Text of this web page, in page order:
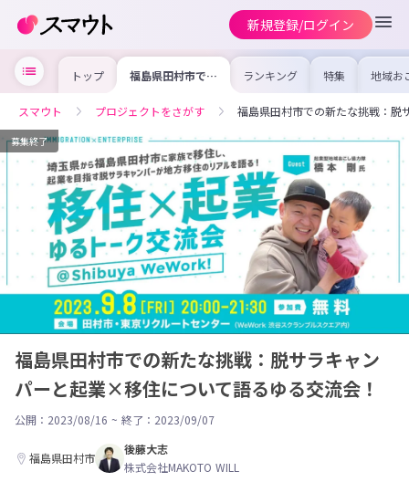
新規登録/ログイン
トップ 福島県田村市での
新たな挑戦：脱サ
業×移住について
語るゆる交流会！
ランキング 特集 地域お
の求
を集め
事内容
を比較
けよう
スマウト プロジェクトをさがす 福島県田村市での新たな挑戦：
募集終了
福島県田村市での新たな挑戦：脱サラキャン
パーと起業×移住について語るゆる交流会！
公開：2023/08/16 ~ 終了：2023/09/07
福島県田村市
後藤大志
株式会社MAKOTO WILL